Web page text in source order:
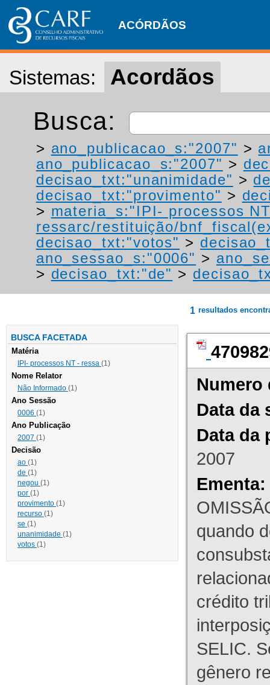
ACÓRDÃOS
Sistemas: Acordãos
Busca:
> ano_publicacao_s:"2007" >
ano_publicacao_s:"2007" >
decisao_txt:"unanimidade" >
decisao_txt:"provimento" >
> materia_s:"IPI- processos
ressarc/restituição/
decisao_txt:"votos" >
ano_sessao_s:"0006" >
> decisao_txt:"de" >
BUSCA FACETADA
Matéria
IPI- processos NT - ressa (1)
Nome Relator
Não Informado (1)
Ano Sessão
0006 (1)
Ano Publicação
2007 (1)
Decisão
ao (1)
de (1)
negou (1)
por (1)
provimento (1)
recurso (1)
se (1)
unanimidade (1)
votos (1)
1 resultados
Numero
Data da
Data da
2007
Ementa:
quando
crédito
SELIC.
gênero